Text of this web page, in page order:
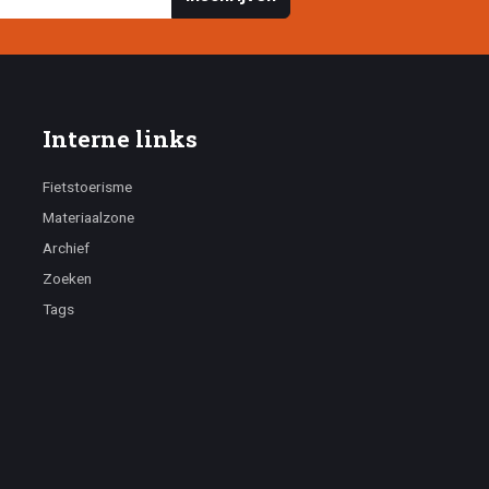
Interne links
Fietstoerisme
Materiaalzone
Archief
Zoeken
Tags